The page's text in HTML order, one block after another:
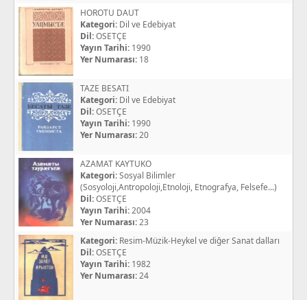
HOROTU DAUT
Kategori: Dil ve Edebiyat
Dil:OSETÇE
Yayın Tarihi: 1990
Yer Numarası: 18
TAZE BESATI
Kategori: Dil ve Edebiyat
Dil:OSETÇE
Yayın Tarihi: 1990
Yer Numarası:20
AZAMAT KAYTUKO
Kategori:Sosyal Bilimler
(Sosyoloji,Antropoloji,Etnoloji, Etnografya, Felsefe...)
Dil:OSETÇE
Yayın Tarihi:2004
Yer Numarası:23
Kategori: Resim-Müzik-Heykel ve diğer Sanat dalları
Dil:OSETÇE
Yayın Tarihi: 1982
Yer Numarası:24